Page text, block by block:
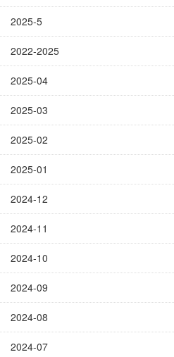
2025-5
2022-2025
2025-04
2025-03
2025-02
2025-01
2024-12
2024-11
2024-10
2024-09
2024-08
2024-07